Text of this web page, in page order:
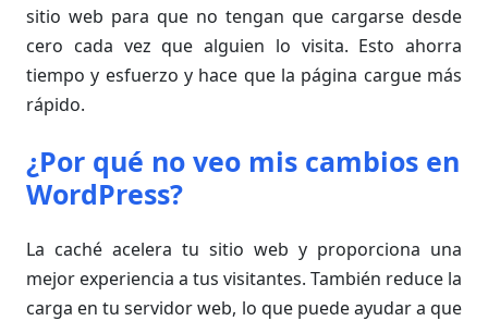
sitio web para que no tengan que cargarse desde
cero cada vez que alguien lo visita. Esto ahorra
tiempo y esfuerzo y hace que la página cargue más
rápido.
¿Por qué no veo mis cambios en
WordPress?
La caché acelera tu sitio web y proporciona una
mejor experiencia a tus visitantes. También reduce la
carga en tu servidor web, lo que puede ayudar a que